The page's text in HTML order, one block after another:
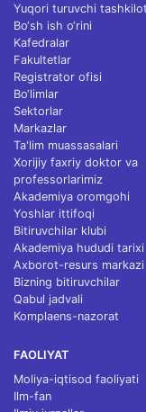
Yuqori turuvchi tashkilot
Bo‘sh ish o‘rini
Kafedralar
Fakultetlar
Registrator ofisi
Bo‘limlar
Sektorlar
Markazlar
Ta'lim muassasalari
Xorijiy faxriy doktor va
professorlarimiz
Akademiya oromgohi
Yoshlar ittifoqi
Bitiruvchilar klubi
Akademiya hududi tarixi
Axborot-resurs markazi
Bizning bitiruvchilar
Qabul jadvali
Komplaens-nazorat
FAOLIYAT
Moliya-iqtisod faoliyati
Ilm-fan